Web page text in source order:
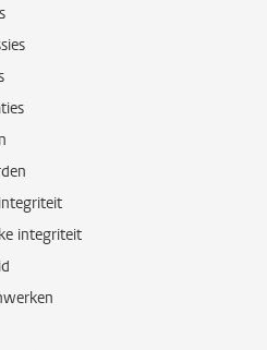
integriteit